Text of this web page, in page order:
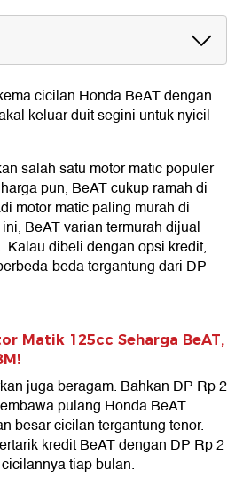
Honda BeAT DP Rp 2 Juta
BeATcicilan Honda BeAT dengan
keluar duit segini untuk nyicil
salah satu motor matic populer
pun, BeAT cukup ramah di
motor matic paling murah di
BeAT varian termurah dijual
Kalau dibeli dengan opsi kredit,
beda tergantung dari DP-
Matik 125cc Seharga BeAT,
juga beragam. Bahkan DP Rp 2
pulang Honda BeAT
besar cicilan tergantung tenor.
kredit BeAT dengan DP Rp 2
tiap bulan.